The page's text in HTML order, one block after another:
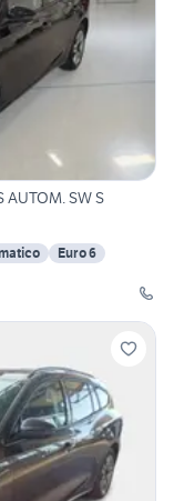
AUTOM. SW S
Euro 6